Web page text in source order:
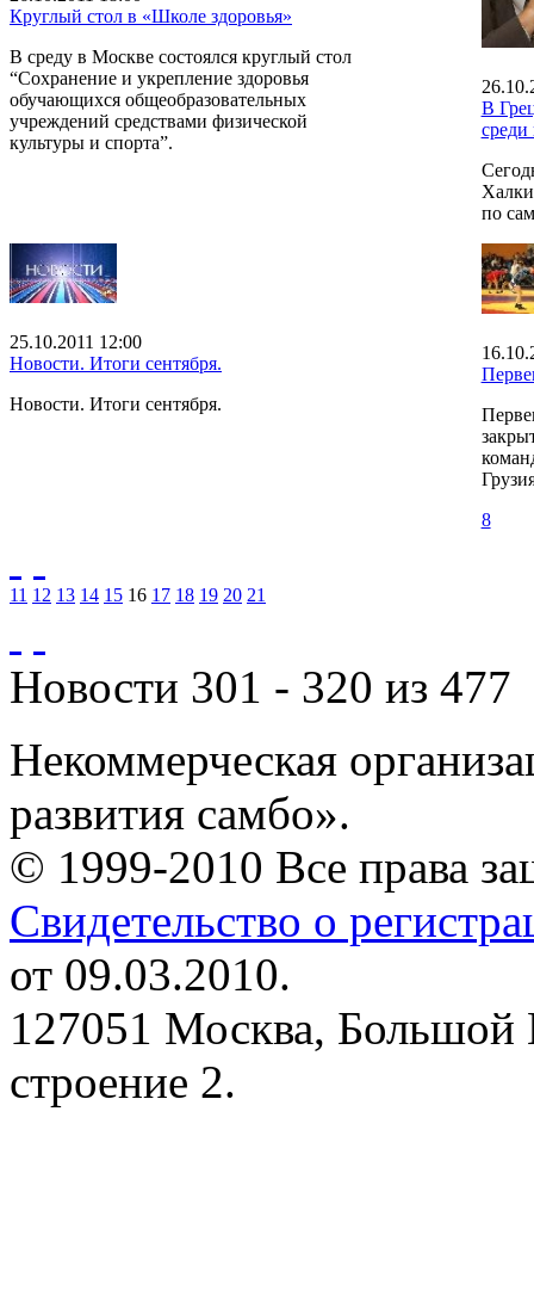
Круглый стол в «Школе здоровья»
В среду в Москве состоялся круглый стол
“Сохранение и укрепление здоровья
обучающихся общеобразовательных
учреждений средствами физической
культуры и спорта”.
В
среди
по
25.10.2011 12:00
Новости. Итоги сентября.
Новости. Итоги сентября.
8
11 12 13 14 15 16 17 18 19 20 21
Новости 301 - 320 из 477
Некоммерческая
развития самбо».
© 1999-2010 Все права
Свидетельство о
от 09.03.2010.
127051 Москва, Большой
строение 2.